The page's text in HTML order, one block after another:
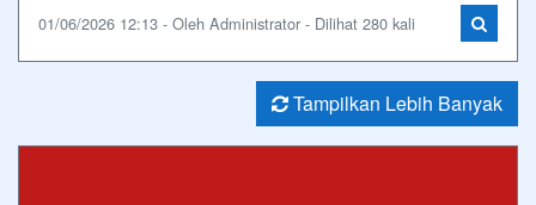
01/06/2026 12:13 - Oleh Administrator - Dilihat 280 kali
Tampilkan Lebih Banyak